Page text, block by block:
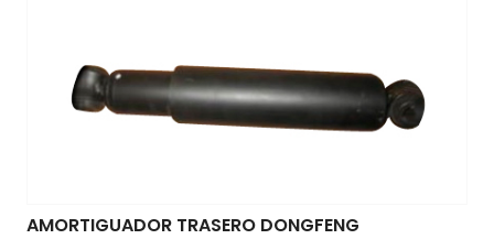
AMORTIGUADOR TRASERO DONGFENG